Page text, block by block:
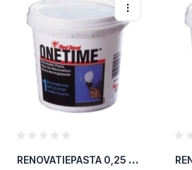
R
ENOVATIEPASTA 0,25 L "ONETIME" (12 PER OVERDOOS)